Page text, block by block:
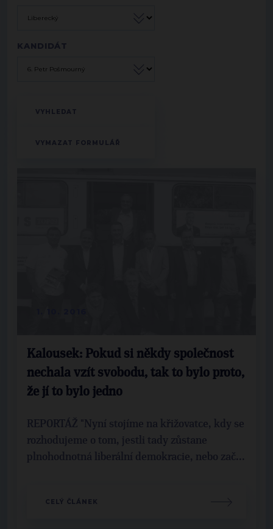
KANDIDÁT
Kalousek: Pokud si někdy společnost
nechala vzít svobodu, tak to bylo proto,
že jí to bylo jedno
REPORTÁŽ "Nyní stojíme na křižovatce, kdy se
rozhodujeme o tom, jestli tady zůstane
plnohodnotná liberální demokracie, nebo zač...
CELÝ ČLÁNEK